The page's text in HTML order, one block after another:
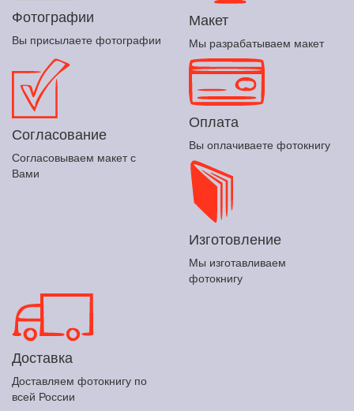
Фотографии
Вы присылаете фотографии
Макет
Мы разрабатываем макет
Согласование
Согласовываем макет с
Вами
Оплата
Вы оплачиваете фотокнигу
Изготовление
Мы изготавливаем
фотокнигу
Доставка
Доставляем фотокнигу по
всей России